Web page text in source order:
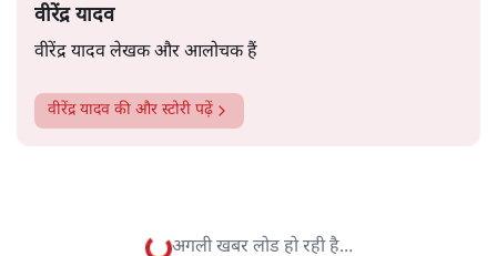
वीरेंद्र यादव
वीरेंद्र यादव लेखक और आलोचक हैं